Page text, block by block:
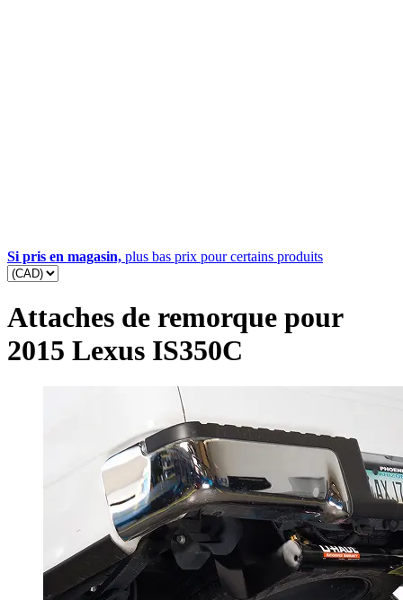
Si pris en magasin, plus bas prix pour certains produits
Attaches de remorque pour
2015 Lexus IS350C